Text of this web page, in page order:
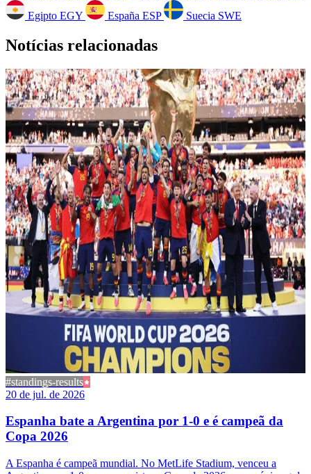
Egipto EGY España ESP Suecia SWE
Notícias relacionadas
#standings-results
20 de jul. de 2026
Espanha bate a Argentina por 1-0 e é campeã da
Copa 2026
A Espanha é campeã mundial. No MetLife Stadium, venceu a